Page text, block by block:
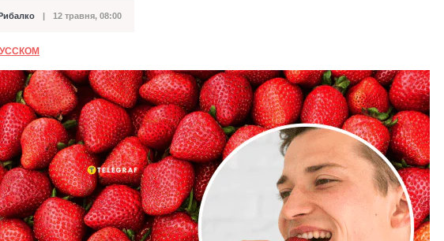
12 травня, 08:00